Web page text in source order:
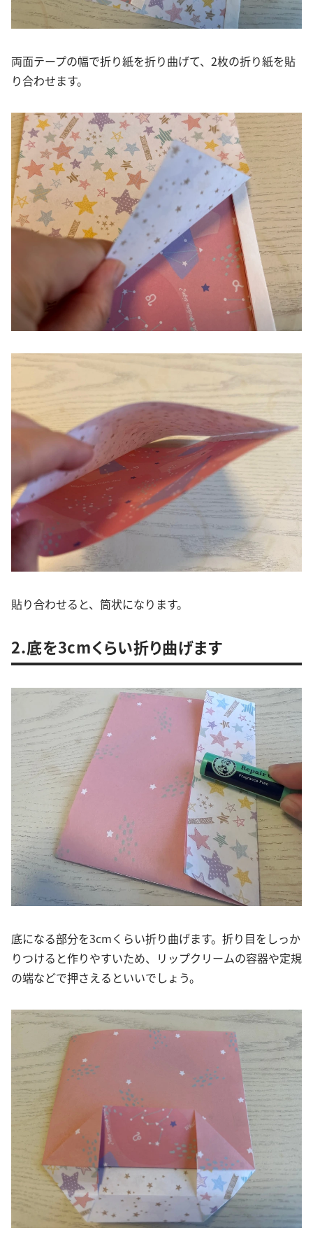
両面テープの幅で折り紙を折り曲げて、2枚の折り紙を貼
り合わせます。
貼り合わせると、筒状になります。
2.底を3cmくらい折り曲げます
底になる部分を3cmくらい折り曲げます。折り目をしっか
りつけると作りやすいため、リップクリームの容器や定規
の端などで押さえるといいでしょう。